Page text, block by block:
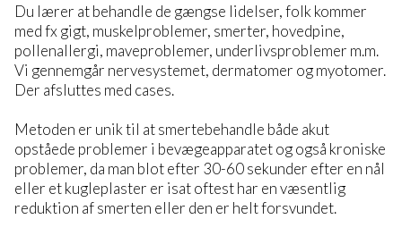
Du lærer at behandle de gængse lidelser, folk kommer
med fx gigt, muskelproblemer, smerter, hovedpine,
pollenallergi, maveproblemer, underlivsproblemer m.m.
Vi gennemgår nervesystemet, dermatomer og myotomer.
Der afsluttes med cases.
Metoden er unik til at smertebehandle både akut
opståede problemer i bevægeapparatet og også kroniske
problemer, da man blot efter 30-60 sekunder efter en nål
eller et kugleplaster er isat oftest har en væsentlig
reduktion af smerten eller den er helt forsvundet.